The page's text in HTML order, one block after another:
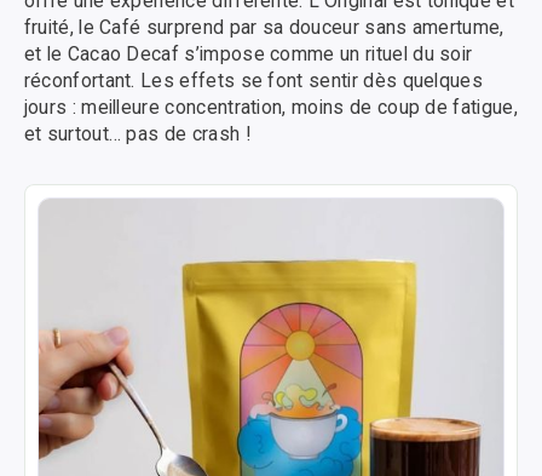
fruité, le Café surprend par sa douceur sans amertume,
et le Cacao Decaf s’impose comme un rituel du soir
réconfortant. Les effets se font sentir dès quelques
jours : meilleure concentration, moins de coup de fatigue,
et surtout… pas de crash !